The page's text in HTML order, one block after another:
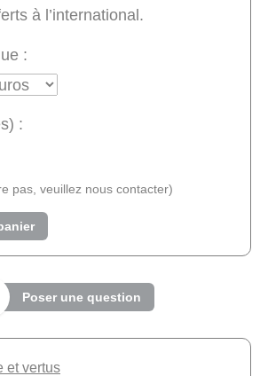
à l’international.
:
:
pas, veuillez nous contacter)
Poser une question
et vertus